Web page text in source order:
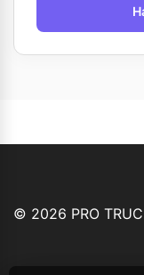
© 2026 PRO